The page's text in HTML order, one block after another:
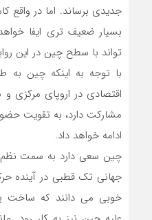
جدیدی برساند. اما در
بسیار ضعیف تری ایفا
تواند با سطح چین در این
با توجه به اینکه چین به
اقتصادی در اروپای مرکزی
مشارکت دارد، به تقویت
ادامه خواهد داد.
چین سعی دارد به سمت نظم
جهانی تک قطبی در آینده
خوبی می دانند که ساخت